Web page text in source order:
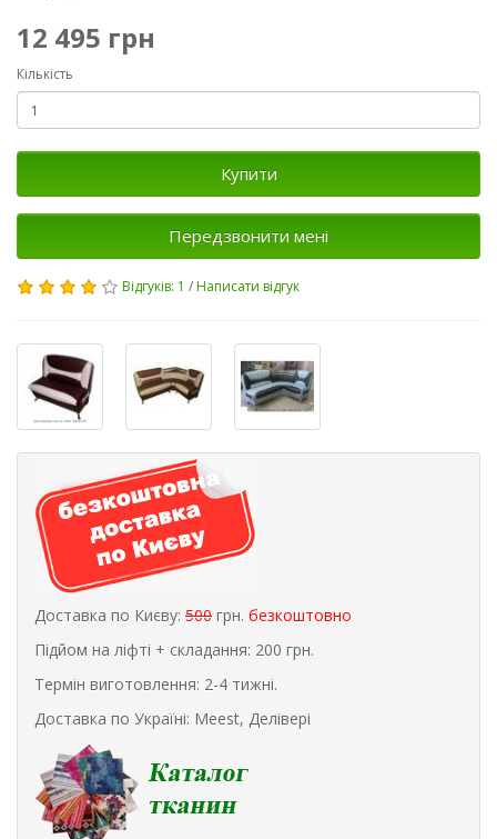
12 495 грн
Кількість
Купити
Передзвонити мені
Відгуків: 1 /Написати відгук
Доставка по Києву: 500 грн. безкоштовно
Підйом на ліфті + складання: 200 грн.
Термін виготовлення: 2-4 тижні.
Доставка по Україні: Meest, Делівері